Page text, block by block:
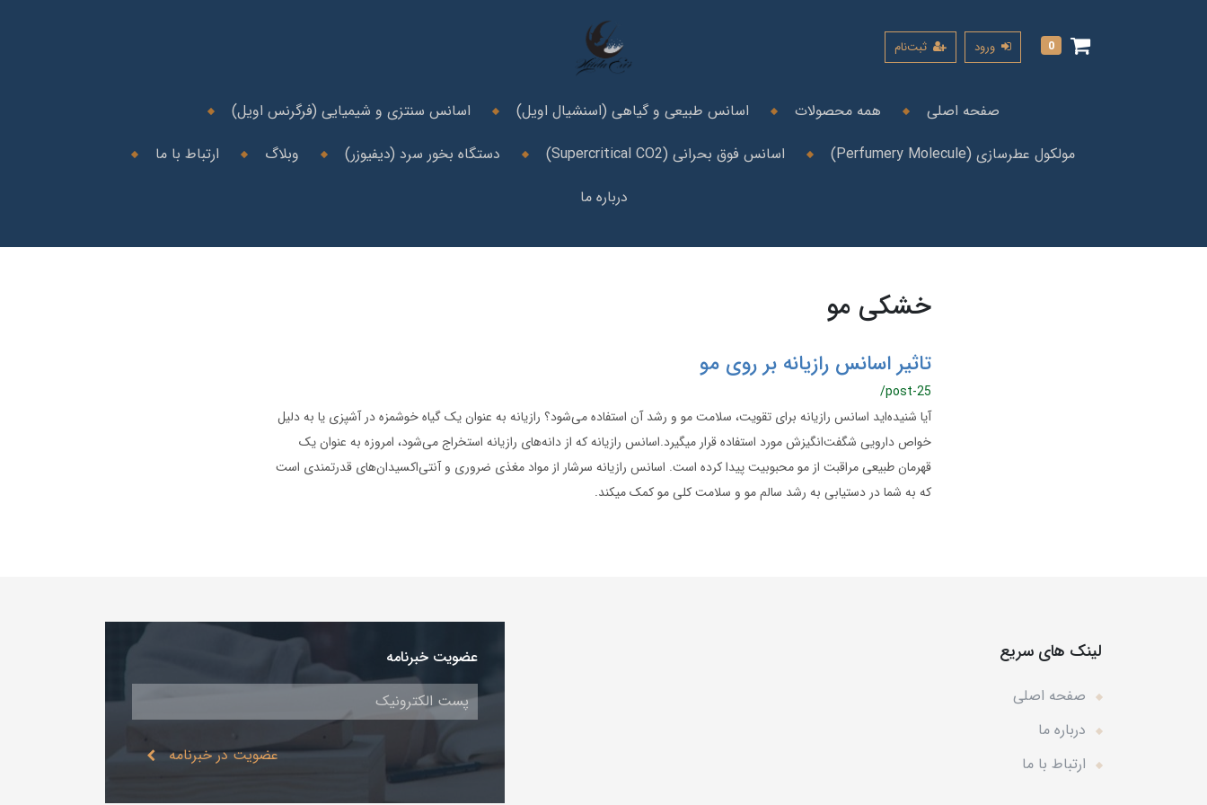
0 ورود ثبت‌نام
صفحه اصلی همه محصولات اسانس طبیعی و گیاهی (اسنشیال اویل)
اسانس سنتزی و شیمیایی (فرگرنس اویل)
مولکول عطرسازی (Perfumery Molecule)
اسانس فوق بحرانی (Supercritical CO2) دستگاه بخور سرد (دیفیوزر) وبلاگ
ارتباط با ما
درباره ما
خشکی مو
تاثیر اسانس رازیانه بر روی مو
/post-25
آیا شنیده‌اید اسانس رازیانه برای تقویت، سلامت مو و رشد آن استفاده می‌شود؟ رازیانه به عنوان یک گیاه خوشمزه در آشپزی یا به دلیل
خواص دارویی شگفت‌انگیزش مورد استفاده قرار میگیرد.اسانس رازیانه که از دانه‌های رازیانه استخراج می‌شود، امروزه به عنوان یک
قهرمان طبیعی مراقبت از مو محبوبیت پیدا کرده است. اسانس رازیانه سرشار از مواد مغذی ضروری و آنتی‌اکسیدان‌های قدرتمندی است
که به شما در دستیابی به رشد سالم مو و سلامت کلی مو کمک میکند.
لینک های سریع
صفحه اصلی
درباره ما
ارتباط با ما
عضویت خبرنامه
عضویت در خبرنامه